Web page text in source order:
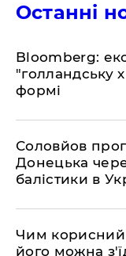
Останні
Bloomberg:
"голландську
формі
Соловйов
Донецька
балістики в
Чим корисний
його можна